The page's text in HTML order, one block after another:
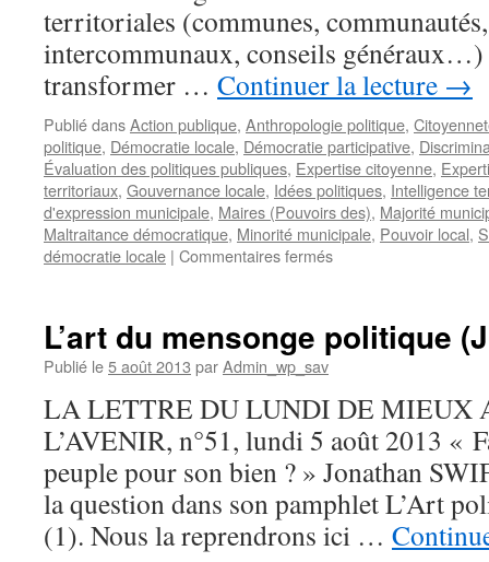
territoriales (communes,
intercommunaux, conseils généraux…)
transformer … Continuer la lecture →
Publié dansAction publique, Anthropologie politique,
politique, Démocratie locale, Démocratie participative,
Évaluation des politiques publiques, Expertise citoyenne,
territoriaux, Gouvernance locale, Idées politiques, Intelligence
d'expression municipale, Maires (Pouvoirs des), Majorité
Maltraitance démocratique, Minorité municipale, Pouvoir local,
démocratie locale | Commentaires ferméssur
le
»
«
mauvais
»
fonctionnement
d’une
L’art du mensonge politique
Publié le5 août 2013 parAdmin_wp_sav
LA LETTRE DU LUNDI DE MIEUX
L’AVENIR, n°51, lundi 5 août 2013 «
peuple pour son bien ? » Jonathan
la question dans son pamphlet L’Art
(1). Nous la reprendrons ici …